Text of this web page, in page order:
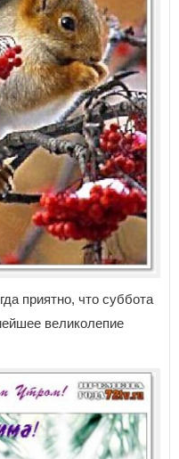
приятно, что суббота
великолепие